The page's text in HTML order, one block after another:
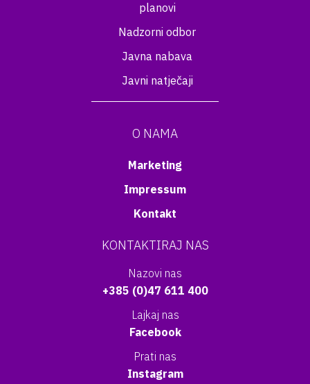
planovi
Nadzorni odbor
Javna nabava
Javni natječaji
O NAMA
Marketing
Impressum
Kontakt
KONTAKTIRAJ NAS
Nazovi nas
+385 (0)47 611 400
Lajkaj nas
Facebook
Prati nas
Instagram